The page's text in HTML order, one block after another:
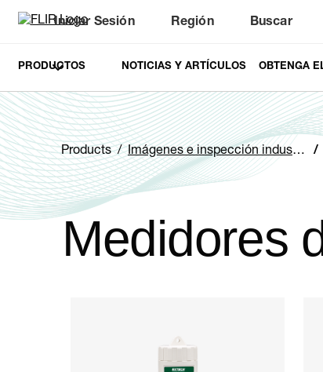
Iniciar Sesión Región Buscar
PRODUCTOS NOTICIAS Y ARTÍCULOS OBTENGA
Products Imágenes e inspección industriales
Medidores